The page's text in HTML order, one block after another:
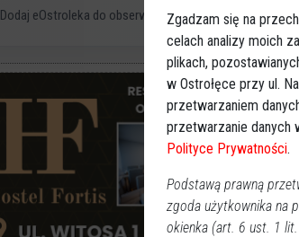
Dodaj eOstroleka do obserwowanych źródeł w Google
Zgadzam się na
celach analizy moich
plikach,
w Ostrołęce przy ul.
przetwarzaniem
przetwarzanie danych
Polityce Prywatności.
Podstawą prawną
zgoda użytkownika na
okienka (art. 6 ust. 1 lit.